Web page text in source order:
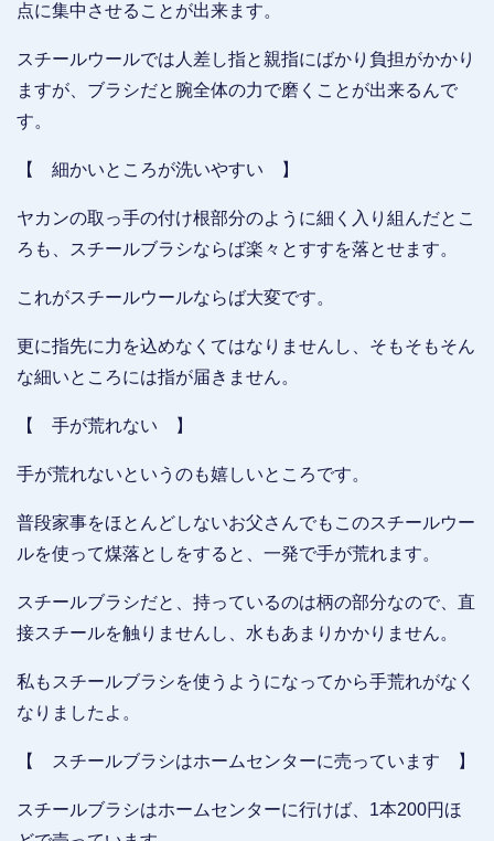
点に集中させることが出来ます。
スチールウールでは人差し指と親指にばかり負担がかかり
ますが、ブラシだと腕全体の力で磨くことが出来るんで
す。
【 細かいところが洗いやすい 】
ヤカンの取っ手の付け根部分のように細く入り組んだとこ
ろも、スチールブラシならば楽々とすすを落とせます。
これがスチールウールならば大変です。
更に指先に力を込めなくてはなりませんし、そもそもそん
な細いところには指が届きません。
【 手が荒れない 】
手が荒れないというのも嬉しいところです。
普段家事をほとんどしないお父さんでもこのスチールウー
ルを使って煤落としをすると、一発で手が荒れます。
スチールブラシだと、持っているのは柄の部分なので、直
接スチールを触りませんし、水もあまりかかりません。
私もスチールブラシを使うようになってから手荒れがなく
なりましたよ。
【 スチールブラシはホームセンターに売っています 】
スチールブラシはホームセンターに行けば、1本200円ほ